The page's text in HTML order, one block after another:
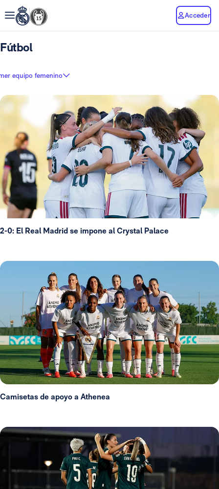
Acceder
Fútbol
equipo femenino
2-0: El Real Madrid se impone al Crystal Palace
Camisetas de apoyo a Athenea